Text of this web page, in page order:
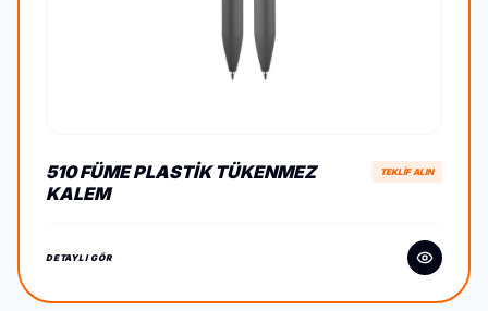
510 FÜME PLASTIK TÜKENMEZ
KALEM
TEKLİF ALIN
DETAYLI GÖR